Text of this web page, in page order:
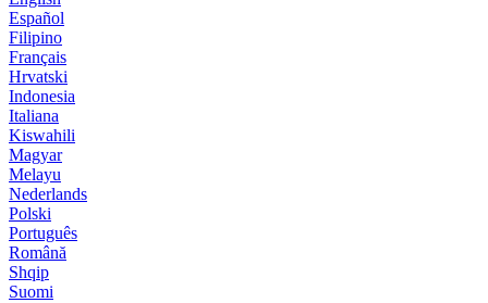
Español
Filipino
Français
Hrvatski
Indonesia
Italiana
Kiswahili
Magyar
Melayu
Nederlands
Polski
Português
Română
Shqip
Suomi